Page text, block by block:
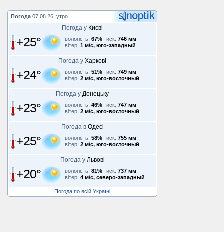
Погода 07.08.26, утро
Погода у Києві
+25° вологість: 67% тиск: 746 мм
вітер: 1 м/с, юго-западный
Погода у Харкові
+24° вологість: 51% тиск: 749 мм
вітер: 2 м/с, юго-восточный
Погода у Донецьку
+23° вологість: 46% тиск: 747 мм
вітер: 2 м/с, юго-восточный
Погода в Одесі
+25° вологість: 58% тиск: 755 мм
вітер: 2 м/с, юго-восточный
Погода у Львові
+20° вологість: 81% тиск: 737 мм
вітер: 4 м/с, северо-западный
Погода по всій Україні